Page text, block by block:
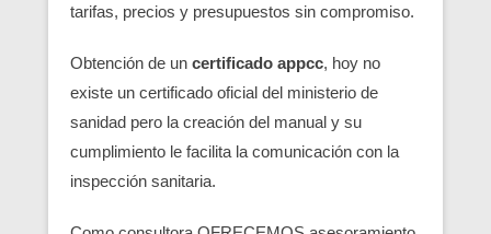
tarifas, precios y presupuestos sin compromiso.
Obtención de un certificado appcc, hoy no
existe un certificado oficial del ministerio de
sanidad pero la creación del manual y su
cumplimiento le facilita la comunicación con la
inspección sanitaria.